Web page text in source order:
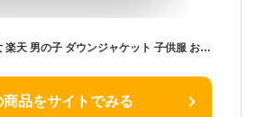
ダウンコート キッズ 女 楽天 男の子 ダウンジャケット 子供服 おしゃれ 160 女の子 アウター ダウンジャケット 男 ブラック コート ロング 防寒 ファー 長め 冬用 園児 登園 通学 小学生 かわいい 秋冬 子ども 冬用 中学生 子供服 100cm 110cm 120cm 130cm 140cm 150cm
商品をサイトでみる